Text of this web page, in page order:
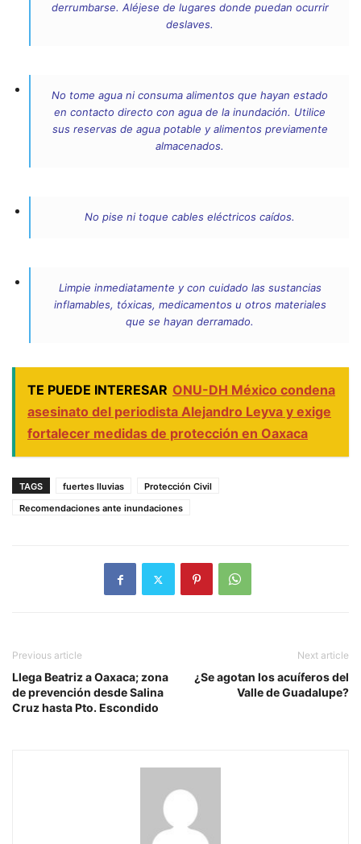
derrumbarse. Aléjese de lugares donde puedan ocurrir
deslaves.
No tome agua ni consuma alimentos que hayan estado
en contacto directo con agua de la inundación. Utilice
sus reservas de agua potable y alimentos previamente
almacenados.
No pise ni toque cables eléctricos caídos.
Limpie inmediatamente y con cuidado las sustancias
inflamables, tóxicas, medicamentos u otros materiales
que se hayan derramado.
TE PUEDE INTERESAR ONU-DH México condena
asesinato del periodista Alejandro Leyva y exige
fortalecer medidas de protección en Oaxaca
TAGS fuertes lluvias
Protección Civil
Recomendaciones ante inundaciones
Previous article
Llega Beatriz a Oaxaca; zona
de prevención desde Salina
Cruz hasta Pto. Escondido
Next article
¿Se agotan los acuíferos del
Valle de Guadalupe?